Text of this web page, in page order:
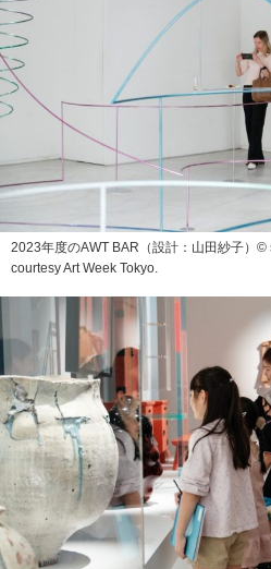
2023年度のAWT BAR（設計：山田紗子）
courtesy Art Week Tokyo.